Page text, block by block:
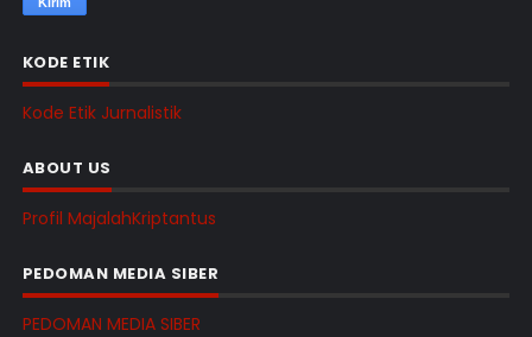
KODE ETIK
Kode Etik Jurnalistik
ABOUT US
Profil MajalahKriptantus
PEDOMAN MEDIA SIBER
PEDOMAN MEDIA SIBER